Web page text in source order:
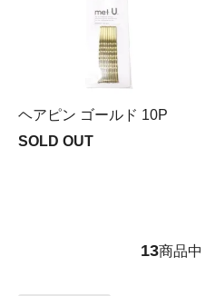
ヘアピン ゴールド 10P
SOLD OUT
13商品中